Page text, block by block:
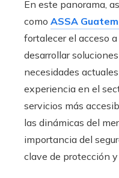
En este panorama,
como ASSA
fortalecer el acceso
desarrollar
necesidades
experiencia en el
servicios más
las dinámicas del
importancia del
clave de protección y